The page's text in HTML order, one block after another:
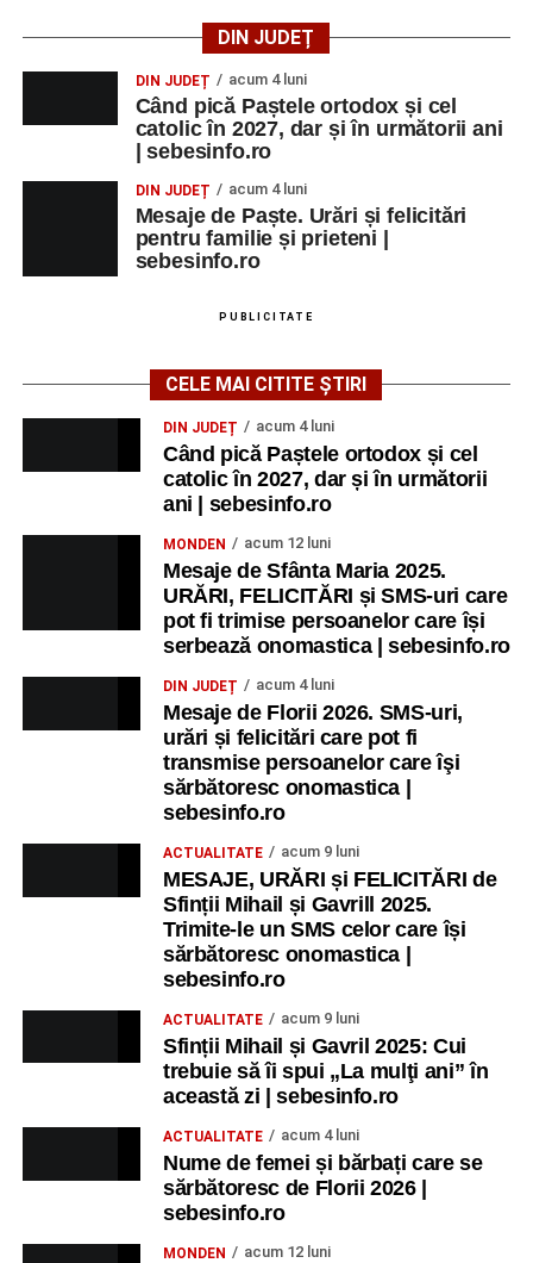
DIN JUDEȚ
DIN JUDEȚ acum 4 luni
Când pică Paștele ortodox și cel
catolic în 2027, dar și în următorii ani
| sebesinfo.ro
DIN JUDEȚ acum 4 luni
Mesaje de Paște. Urări și felicitări
pentru familie și prieteni |
sebesinfo.ro
PUBLICITATE
CELE MAI CITITE ȘTIRI
DIN JUDEȚ acum 4 luni
Când pică Paștele ortodox și cel
catolic în 2027, dar și în următorii
ani | sebesinfo.ro
MONDEN acum 12 luni
Mesaje de Sfânta Maria 2025.
URĂRI, FELICITĂRI și SMS-uri care
pot fi trimise persoanelor care își
serbează onomastica | sebesinfo.ro
DIN JUDEȚ acum 4 luni
Mesaje de Florii 2026. SMS-uri,
urări și felicitări care pot fi
transmise persoanelor care îşi
sărbătoresc onomastica |
sebesinfo.ro
ACTUALITATE acum 9 luni
MESAJE, URĂRI și FELICITĂRI de
Sfinții Mihail și Gavrill 2025.
Trimite-le un SMS celor care își
sărbătoresc onomastica |
sebesinfo.ro
ACTUALITATE acum 9 luni
Sfinții Mihail și Gavril 2025: Cui
trebuie să îi spui „La mulţi ani” în
această zi | sebesinfo.ro
ACTUALITATE acum 4 luni
Nume de femei și bărbați care se
sărbătoresc de Florii 2026 |
sebesinfo.ro
MONDEN acum 12 luni